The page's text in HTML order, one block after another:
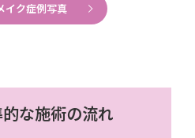
イク症例写真
な施術の流れ